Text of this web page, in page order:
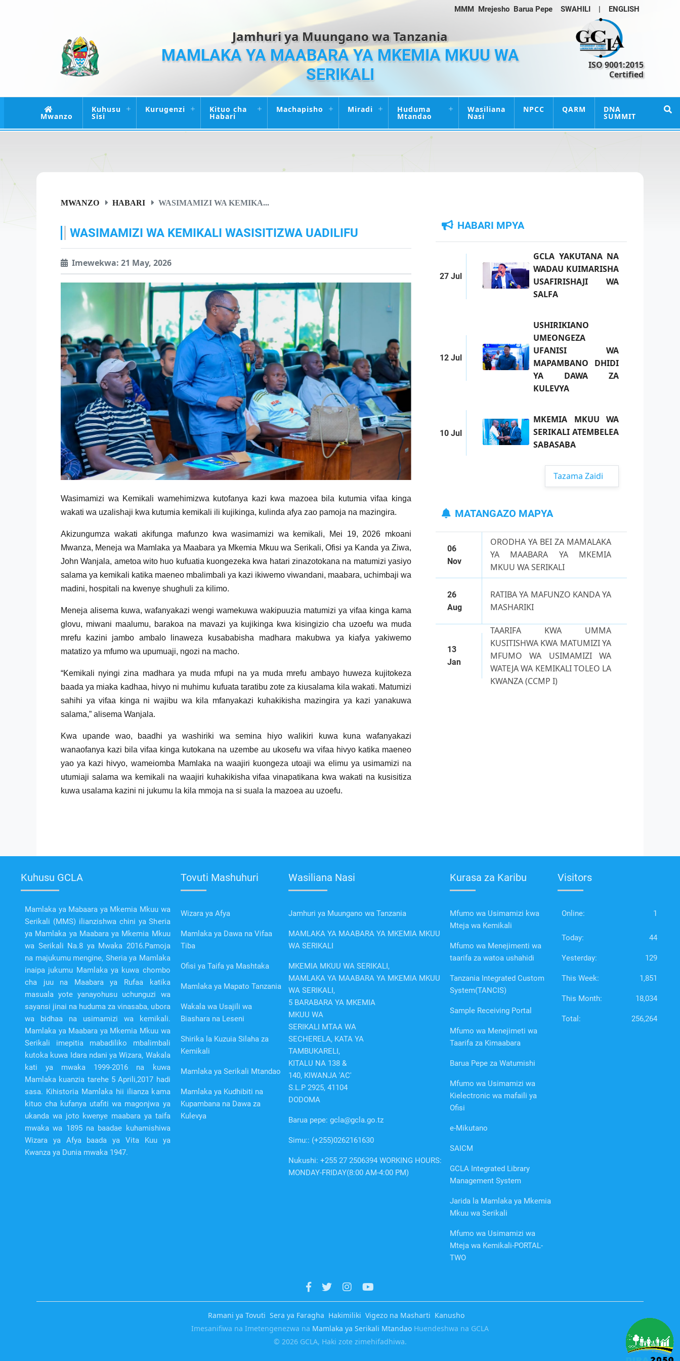
MMM Mrejesho Barua Pepe SWAHILI | ENGLISH
Jamhuri ya Muungano wa Tanzania
MAMLAKA YA MAABARA YA MKEMIA MKUU WA
SERIKALI
ISO 9001:2015
Certified
Mwanzo
Kuhusu
Sisi
Kurugenzi Kituo cha
Habari
Machapisho Miradi Huduma
Mtandao
Wasiliana
Nasi
NPCC QARM DNA
SUMMIT
MWANZO HABARI WASIMAMIZI WA KEMIKA...
WASIMAMIZI WA KEMIKALI WASISITIZWA UADILIFU
Imewekwa: 21 May, 2026
Wasimamizi wa Kemikali wamehimizwa kutofanya kazi kwa mazoea bila kutumia vifaa kinga
wakati wa uzalishaji kwa kutumia kemikali ili kujikinga, kulinda afya zao pamoja na mazingira.
Akizungumza wakati akifunga mafunzo kwa wasimamizi wa kemikali, Mei 19, 2026 mkoani
Mwanza, Meneja wa Mamlaka ya Maabara ya Mkemia Mkuu wa Serikali, Ofisi ya Kanda ya Ziwa,
John Wanjala, ametoa wito huo kufuatia kuongezeka kwa hatari zinazotokana na matumizi yasiyo
salama ya kemikali katika maeneo mbalimbali ya kazi ikiwemo viwandani, maabara, uchimbaji wa
madini, hospitali na kwenye shughuli za kilimo.
Meneja alisema kuwa, wafanyakazi wengi wamekuwa wakipuuzia matumizi ya vifaa kinga kama
glovu, miwani maalumu, barakoa na mavazi ya kujikinga kwa kisingizio cha uzoefu wa muda
mrefu kazini jambo ambalo linaweza kusababisha madhara makubwa ya kiafya yakiwemo
matatizo ya mfumo wa upumuaji, ngozi na macho.
“Kemikali nyingi zina madhara ya muda mfupi na ya muda mrefu ambayo huweza kujitokeza
baada ya miaka kadhaa, hivyo ni muhimu kufuata taratibu zote za kiusalama kila wakati. Matumizi
sahihi ya vifaa kinga ni wajibu wa kila mfanyakazi kuhakikisha mazingira ya kazi yanakuwa
salama,” alisema Wanjala.
Kwa upande wao, baadhi ya washiriki wa semina hiyo walikiri kuwa kuna wafanyakazi
wanaofanya kazi bila vifaa kinga kutokana na uzembe au ukosefu wa vifaa hivyo katika maeneo
yao ya kazi hivyo, wameiomba Mamlaka na waajiri kuongeza utoaji wa elimu ya usimamizi na
utumiaji salama wa kemikali na waajiri kuhakikisha vifaa vinapatikana kwa wakati na kusisitiza
kuwa usalama kazini ni jukumu la kila mmoja na si suala la mazoea au uzoefu.
HABARI MPYA
27 Jul
GCLA YAKUTANA NA
WADAU KUIMARISHA
USAFIRISHAJI WA
SALFA
12 Jul
USHIRIKIANO
UMEONGEZA
UFANISI WA
MAPAMBANO DHIDI
YA DAWA ZA
KULEVYA
10 Jul
MKEMIA MKUU WA
SERIKALI ATEMBELEA
SABASABA
Tazama Zaidi
MATANGAZO MAPYA
06
Nov
ORODHA YA BEI ZA MAMALAKA
YA MAABARA YA MKEMIA
MKUU WA SERIKALI
26
Aug
RATIBA YA MAFUNZO KANDA YA
MASHARIKI
13
Jan
TAARIFA KWA UMMA
KUSITISHWA KWA MATUMIZI YA
MFUMO WA USIMAMIZI WA
WATEJA WA KEMIKALI TOLEO LA
KWANZA (CCMP I)
Kuhusu GCLA
Mamlaka ya Mabaara ya Mkemia Mkuu wa
Serikali (MMS) ilianzishwa chini ya Sheria
ya Mamlaka ya Maabara ya Mkemia Mkuu
wa Serikali Na.8 ya Mwaka 2016.Pamoja
na majukumu mengine, Sheria ya Mamlaka
inaipa jukumu Mamlaka ya kuwa chombo
cha juu na Maabara ya Rufaa katika
masuala yote yanayohusu uchunguzi wa
sayansi jinai na huduma za vinasaba, ubora
wa bidhaa na usimamizi wa kemikali.
Mamlaka ya Maabara ya Mkemia Mkuu wa
Serikali imepitia mabadiliko mbalimbali
kutoka kuwa Idara ndani ya Wizara, Wakala
kati ya mwaka 1999-2016 na kuwa
Mamlaka kuanzia tarehe 5 Aprili,2017 hadi
sasa. Kihistoria Mamlaka hii ilianza kama
kituo cha kufanya utafiti wa magonjwa ya
ukanda wa joto kwenye maabara ya taifa
mwaka wa 1895 na baadae kuhamishiwa
Wizara ya Afya baada ya Vita Kuu ya
Kwanza ya Dunia mwaka 1947.
Tovuti Mashuhuri
Wizara ya Afya
Mamlaka ya Dawa na Vifaa
Tiba
Ofisi ya Taifa ya Mashtaka
Mamlaka ya Mapato Tanzania
Wakala wa Usajili wa
Biashara na Leseni
Shirika la Kuzuia Silaha za
Kemikali
Mamlaka ya Serikali Mtandao
Mamlaka ya Kudhibiti na
Kupambana na Dawa za
Kulevya
Wasiliana Nasi
Jamhuri ya Muungano wa Tanzania
MAMLAKA YA MAABARA YA MKEMIA MKUU
WA SERIKALI
MKEMIA MKUU WA SERIKALI,
MAMLAKA YA MAABARA YA MKEMIA MKUU
WA SERIKALI,
5 BARABARA YA MKEMIA
MKUU WA
SERIKALI MTAA WA
SECHERELA, KATA YA
TAMBUKARELI,
KITALU NA 138 &
140, KIWANJA 'AC'
S.L.P 2925, 41104
DODOMA
Barua pepe: gcla@gcla.go.tz
Simu:: (+255)0262161630
Nukushi: +255 27 2506394 WORKING HOURS:
MONDAY-FRIDAY(8:00 AM-4:00 PM)
Kurasa za Karibu
Mfumo wa Usimamizi kwa
Mteja wa Kemikali
Mfumo wa Menejimenti wa
taarifa za watoa ushahidi
Tanzania Integrated Custom
System(TANCIS)
Sample Receiving Portal
Mfumo wa Menejimeti wa
Taarifa za Kimaabara
Barua Pepe za Watumishi
Mfumo wa Usimamizi wa
Kielectronic wa mafaili ya
Ofisi
e-Mikutano
SAICM
GCLA Integrated Library
Management System
Jarida la Mamlaka ya Mkemia
Mkuu wa Serikali
Mfumo wa Usimamizi wa
Mteja wa Kemikali-PORTAL-
TWO
Visitors
Online: 1
Today: 44
Yesterday: 129
This Week: 1,851
This Month: 18,034
Total: 256,264
Ramani ya Tovuti Sera ya Faragha Hakimiliki Vigezo na Masharti Kanusho
Imesanifiwa na Imetengenezwa na Mamlaka ya Serikali Mtandao Huendeshwa na GCLA
© 2026 GCLA, Haki zote zimehifadhiwa.